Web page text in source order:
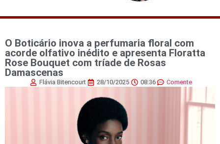
O Boticário inova a perfumaria floral com
acorde olfativo inédito e apresenta Floratta
Rose Bouquet com tríade de Rosas
Damascenas
Flávia Bitencourt 28/10/2025 08:36 Comente